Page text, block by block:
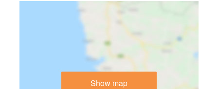
Show map